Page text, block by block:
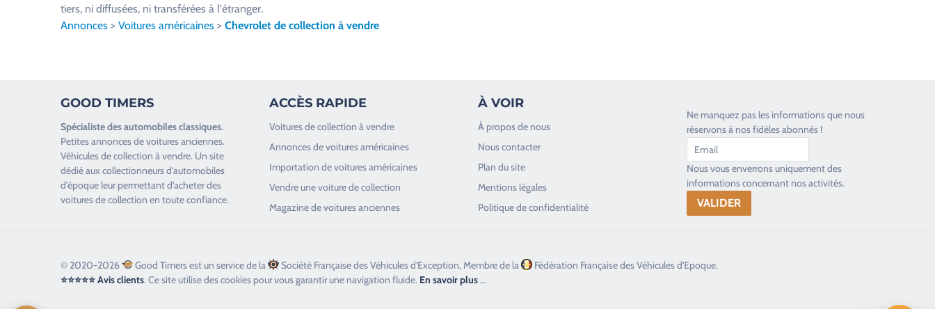
a
s
e
r
c
a
m
tiers, ni diffusées, ni transférées à l'étranger.
Annonces > Voitures américaines > Chevrolet de collection à vendre
GOOD TIMERS
Spécialiste desautomobiles classiques.
Petites annonces devoitures anciennes.
Véhicules de collection à vendre. Un site
dédié aux collectionneurs d’automobiles
d’époque leur permettant d’acheter des
voitures de collection en toute confiance.
ACCÈS RAPIDE
Voitures de collection à vendre
Annonces de voitures américaines
Importation de voitures américaines
Vendre une voiture de collection
Magazine de voitures anciennes
À VOIR
À propos de nous
Nous contacter
Plan du site
Mentions légales
Politique de confidentialité
Ne manquez pas les informations que nous
réservons à nos fidèles abonnés !
Nous vous enverrons uniquement des
informations concernant nos activités.
© 2020-2026 Good Timers est un service de la Société Française des Véhicules d'Exception, Membre de la
Fédération Française des Véhicules d'Epoque.
⭐⭐⭐⭐⭐ Avis clients. Ce site utilise des cookies pour vous garantir une navigation fluide. En savoir plus...